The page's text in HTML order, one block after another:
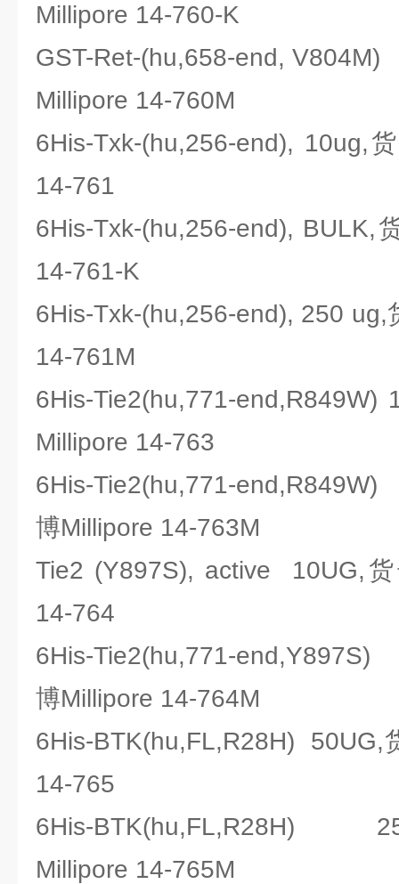
Millipore 14-760-K
GST-Ret-(hu,658-end,
Millipore 14-760M
6His-Txk-(hu,256-end), 10ug,
14-761
6His-Txk-(hu,256-end), BULK,
14-761-K
6His-Txk-(hu,256-end), 250 ug,
14-761M
6His-Tie2(hu,771-
Millipore 14-763
6His-Tie2(hu,771-
博Millipore 14-763M
Tie2 (Y897S), active 10UG,
14-764
6His-Tie2(hu,771-
博Millipore 14-764M
6His-BTK(hu,FL,R28H) 50UG,
14-765
6His-BTK(hu,FL,R28H)
Millipore 14-765M